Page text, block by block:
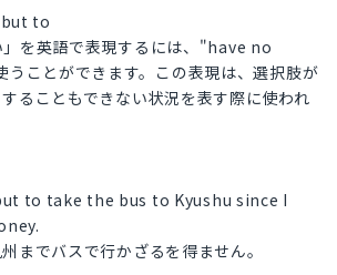
to
」を英語で表現するには、"have no
ことができます。この表現は、選択肢が
ることもできない状況を表す際に使われ
to take the bus to Kyushu since I
までバスで行かざるを得ません。